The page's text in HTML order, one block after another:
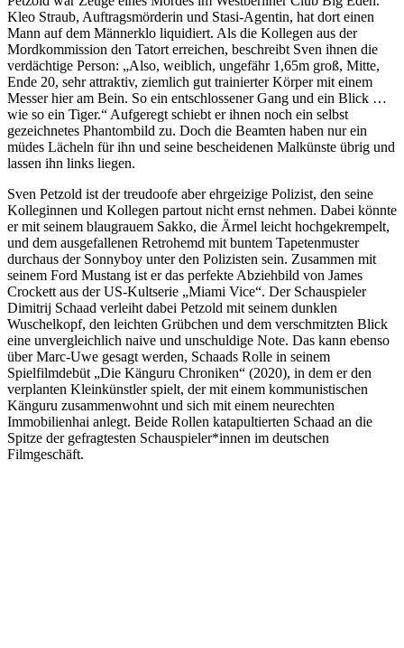
Kleo Straub, Auftragsmörderin und Stasi-Agentin, hat dort einen
Mann auf dem Männerklo liquidiert. Als die Kollegen aus der
Mordkommission den Tatort erreichen, beschreibt Sven ihnen die
verdächtige Person: „Also, weiblich, ungefähr 1,65m groß, Mitte,
Ende 20, sehr attraktiv, ziemlich gut trainierter Körper mit einem
Messer hier am Bein. So ein entschlossener Gang und ein Blick …
wie so ein Tiger.“ Aufgeregt schiebt er ihnen noch ein selbst
gezeichnetes Phantombild zu. Doch die Beamten haben nur ein
müdes Lächeln für ihn und seine bescheidenen Malkünste übrig und
lassen ihn links liegen.
Sven Petzold ist der treudoofe aber ehrgeizige Polizist, den seine
Kolleginnen und Kollegen partout nicht ernst nehmen. Dabei könnte
er mit seinem blaugrauem Sakko, die Ärmel leicht hochgekrempelt,
und dem ausgefallenen Retrohemd mit buntem Tapetenmuster
durchaus der Sonnyboy unter den Polizisten sein. Zusammen mit
seinem Ford Mustang ist er das perfekte Abziehbild von James
Crockett aus der US-Kultserie „Miami Vice“. Der Schauspieler
Dimitrij Schaad verleiht dabei Petzold mit seinem dunklen
Wuschelkopf, den leichten Grübchen und dem verschmitzten Blick
eine unvergleichlich naive und unschuldige Note. Das kann ebenso
über Marc-Uwe gesagt werden, Schaads Rolle in seinem
Spielfilmdebüt „Die Känguru Chroniken“ (2020), in dem er den
verplanten Kleinkünstler spielt, der mit einem kommunistischen
Känguru zusammenwohnt und sich mit einem neurechten
Immobilienhai anlegt. Beide Rollen katapultierten Schaad an die
Spitze der gefragtesten Schauspieler*innen im deutschen
Filmgeschäft.